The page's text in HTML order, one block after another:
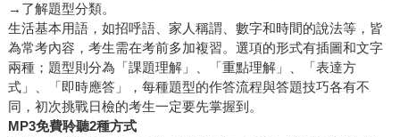
→了解題型分類。
生活基本用語，如招呼語、家人稱謂、數字和時間的說法等，皆
為常考內容，考生需在考前多加複習。選項的形式有插圖和文字
兩種；題型則分為「課題理解」、「重點理解」、「表達方
式」、「即時應答」，每種題型的作答流程與答題技巧各有不
同，初次挑戰日檢的考生一定要先掌握到。
MP3免費聆聽2種方式